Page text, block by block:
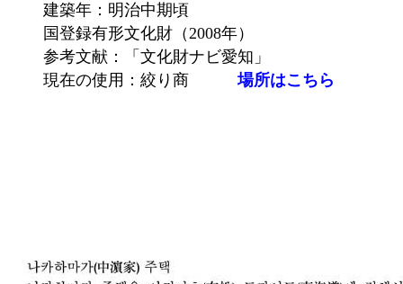
建築年：明治中期頃
国登録有形文化財（2008年）
参考文献：「文化財ナビ愛知」
現在の使用：絞り商場所はこちら